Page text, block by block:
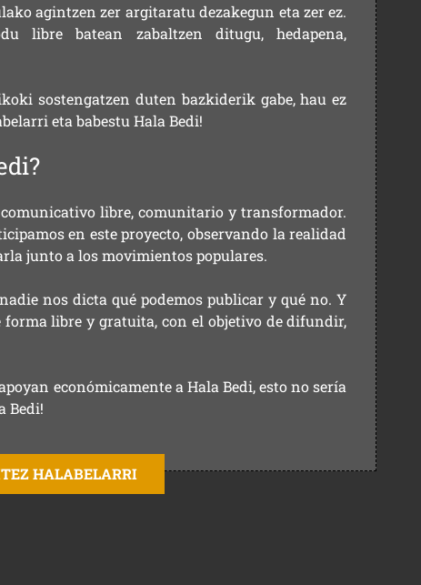
agintzen zer argitaratu dezakegun eta zer ez.
libre batean zabaltzen ditugu, hedapena,
sostengatzen duten bazkiderik gabe, hau ez
eta babestu Hala Bedi!
libre, comunitario y transformador.
en este proyecto, observando la realidad
junto a los movimientos populares.
nos dicta qué podemos publicar y qué no. Y
libre y gratuita, con el objetivo de difundir,
económicamente a Hala Bedi, esto no sería
Bedi!
HALABELARRI